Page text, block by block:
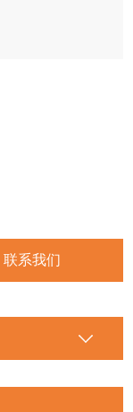
联系我们